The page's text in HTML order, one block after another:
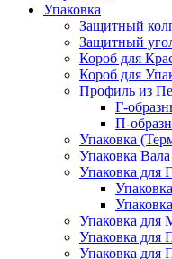
Упаковка
Защитный
Защитный
Короб для
Короб для
Профиль из
Г-
П-
Упаковка
Упаковка Вала
Упаковка для
Упаковка для
Упаковка для
Упаковка для